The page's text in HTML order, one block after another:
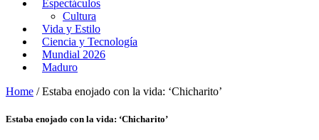
Espectáculos
Cultura
Vida y Estilo
Ciencia y Tecnología
Mundial 2026
Maduro
Home / Estaba enojado con la vida: ‘Chicharito’
Estaba enojado con la vida: ‘Chicharito’